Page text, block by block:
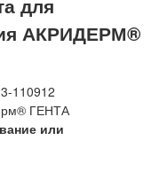
для
АКРИДЕРМ®
110912
ГЕНТА
или